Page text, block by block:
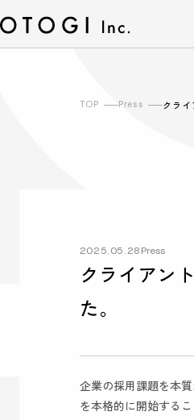
TOP Press クラ
クライアン
た。
2025.05.28Press
企業の採用課題を本
を本格的に開始するこ